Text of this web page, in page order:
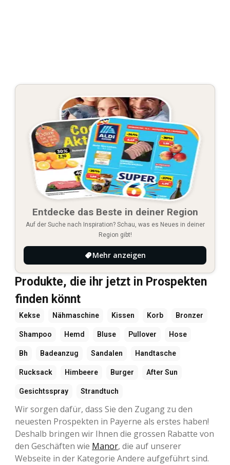
Entdecke das Beste in deiner Region
Auf der Suche nach Inspiration? Schau, was es Neues in deiner
Region gibt!
Mehr anzeigen
Produkte, die ihr jetzt in Prospekten
finden könnt
Kekse Nähmaschine Kissen Korb Bronzer
Shampoo Hemd Bluse Pullover Hose
Bh Badeanzug Sandalen Handtasche
Rucksack Himbeere Burger After Sun
Gesichtsspray Strandtuch
Wir sorgen dafür, dass Sie den Zugang zu den
neuesten Prospekten in Payerne als erstes haben!
Deshalb bringen wir Ihnen die grossen Rabatte von
den Geschäften wie Manor, die auf unserer
Webseite in der Kategorie Andere aufgeführt sind.